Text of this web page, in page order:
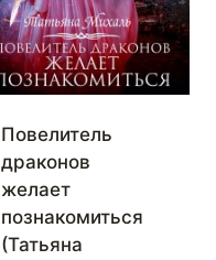
Повелитель
драконов
желает
познакомиться
(Татьяна